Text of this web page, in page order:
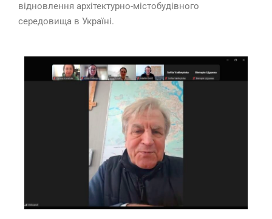
відновлення архітектурно-містобудівного
середовища в Україні.